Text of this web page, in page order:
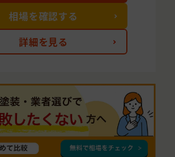
詳細を見る
相場を確認する